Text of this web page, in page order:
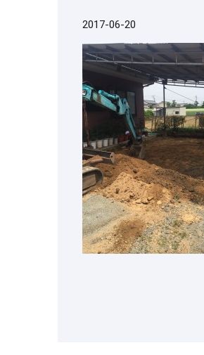
2017-06-20